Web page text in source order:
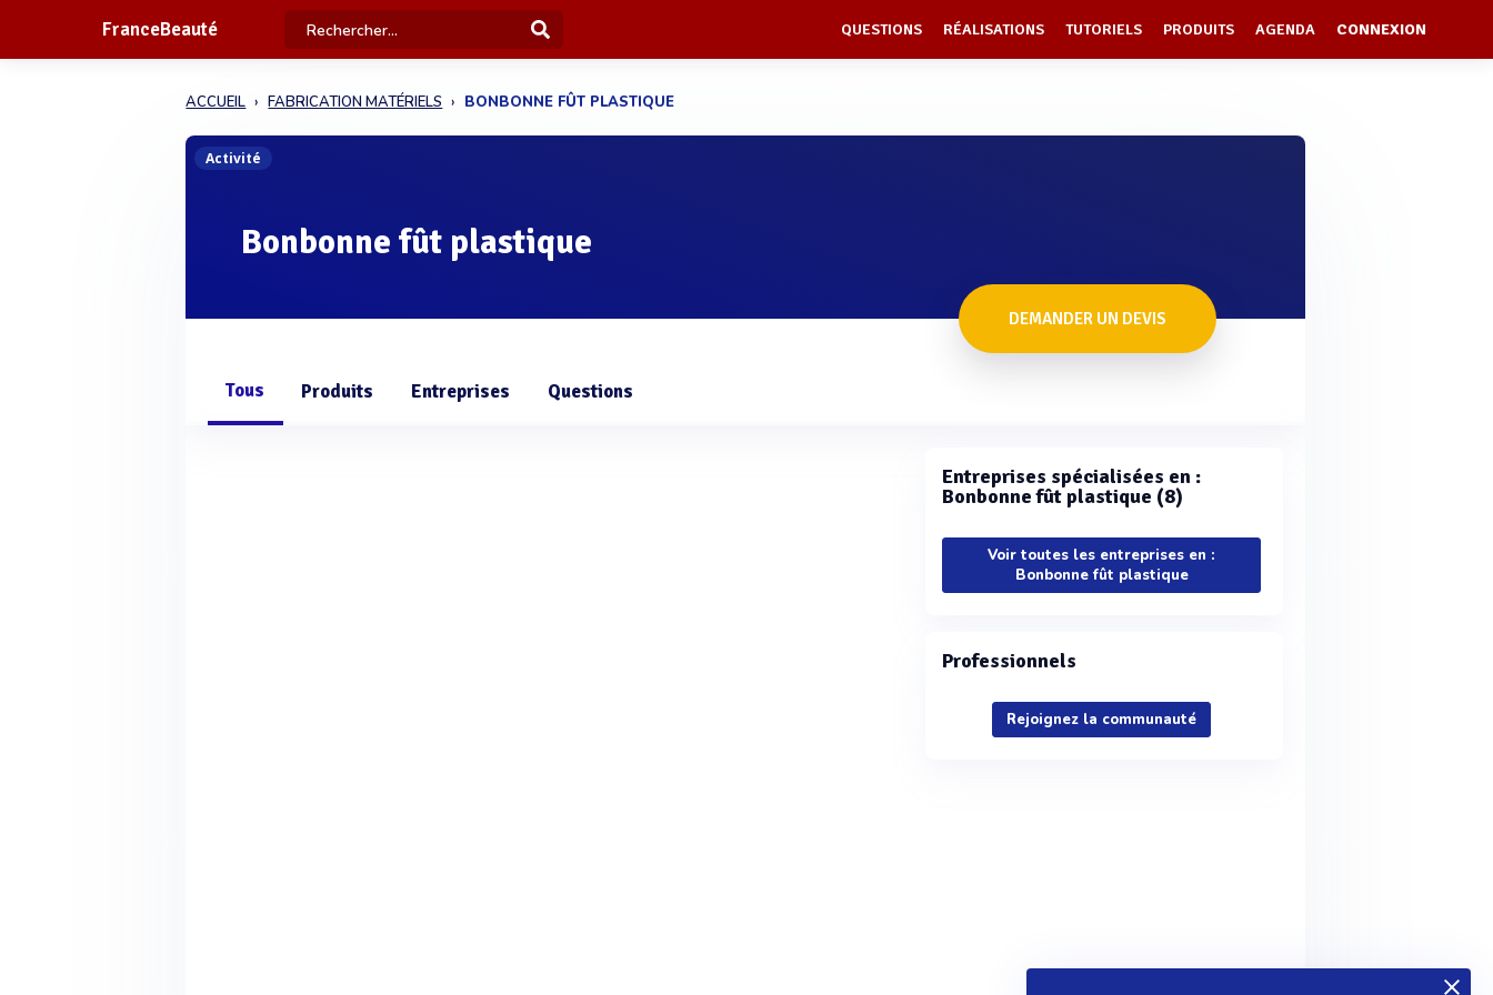
FranceBeauté QUESTIONS RÉALISATIONS TUTORIELS PRODUITS AGENDA CONNEXION
ACCUEIL FABRICATION MATÉRIELS BONBONNE FÛT PLASTIQUE
Activité
Bonbonne fût plastique
DEMANDER UN DEVIS
Tous Produits Entreprises Questions
Entreprises spécialisées en :
Bonbonne fût plastique (8)
Voir toutes les entreprises en :
Bonbonne fût plastique
Professionnels
Rejoignez la communauté